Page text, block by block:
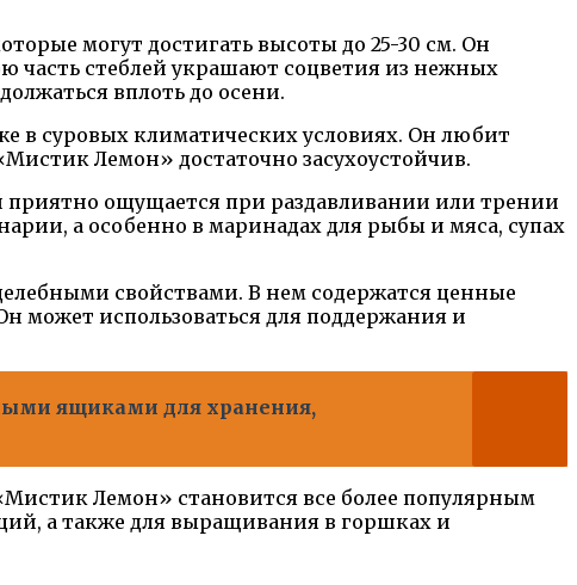
могут достигать высоты до 25-30 см. Он
часть стеблей украшают соцветия из нежных
вплоть до осени.
в суровых климатических условиях. Он любит
Лемон» достаточно засухоустойчив.
ощущается при раздавливании или трении
а особенно в маринадах для рыбы и мяса, супах
свойствами. В нем содержатся ценные
может использоваться для поддержания и
ящиками для хранения,
Лемон» становится все более популярным
а также для выращивания в горшках и